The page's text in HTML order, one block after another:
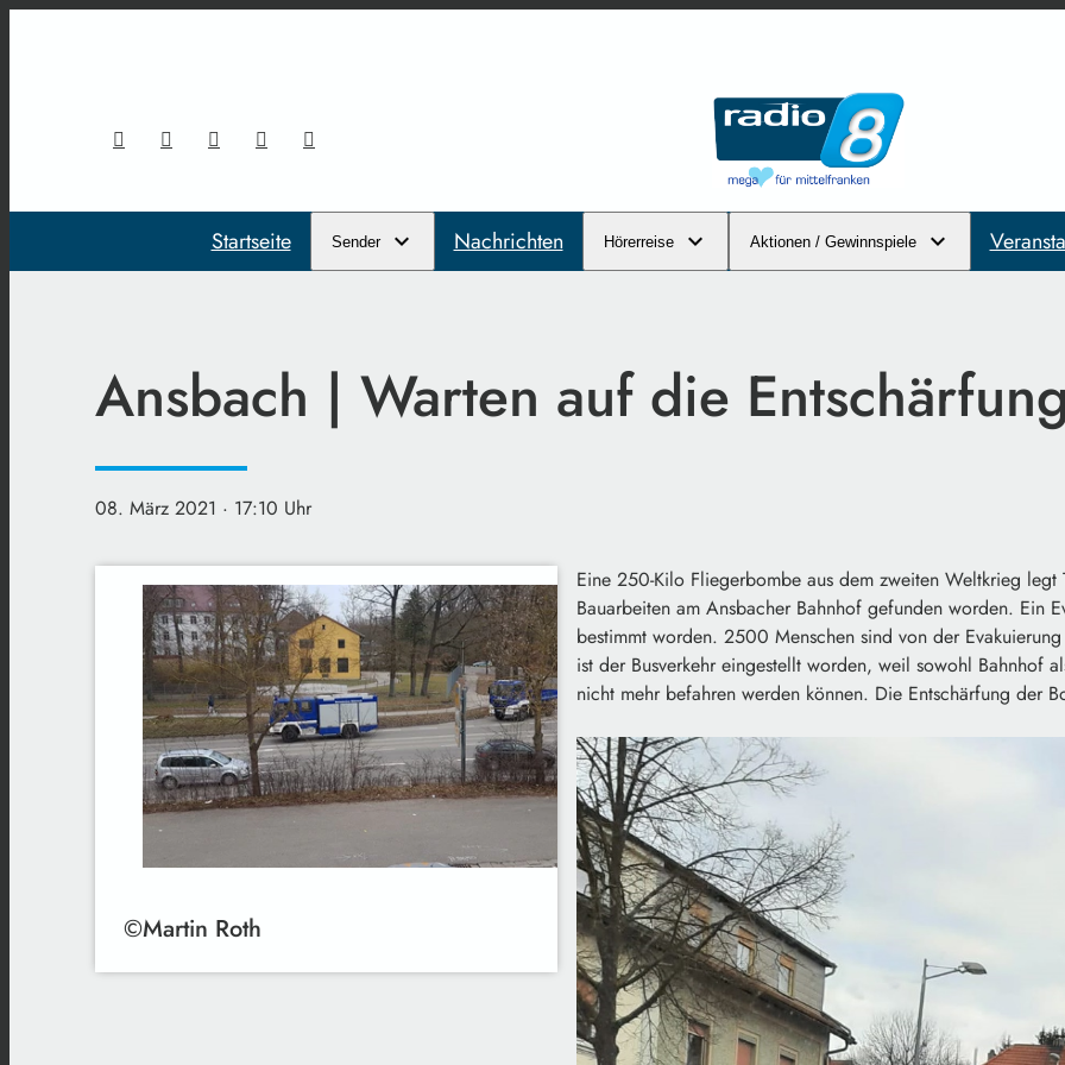
Startseite Sender Nachrichten Hörerreise Aktionen / Gewinnspiele
Ansbach | Warten auf die Entschärfung
08. März 2021 · 17:10 Uhr
©Martin Roth
Eine 250-Kilo Fliegerbombe aus dem zweiten Weltkrieg
Bauarbeiten am Ansbacher Bahnhof gefunden worden. Ein
bestimmt worden. 2500 Menschen sind von der
ist der Busverkehr eingestellt worden, weil sowohl Bahnhof
nicht mehr befahren werden können. Die Entschärfung der